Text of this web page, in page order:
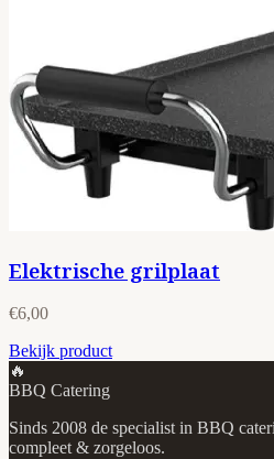
Elektrische grilplaat
€6,00
Bekijk product
🔥
BBQ Catering
Sinds 2008 de specialist in BBQ
compleet & zorgeloos.